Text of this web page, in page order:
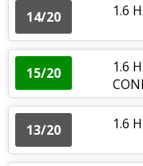
14/20 1.6
15/20
1.6
13/20 1.6